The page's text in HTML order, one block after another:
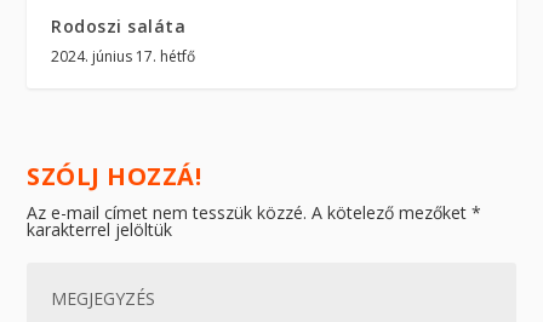
Rodoszi saláta
2024. június 17. hétfő
SZÓLJ HOZZÁ!
Az e-mail címet nem tesszük közzé. A kötelező mezőket*
karakterrel jelöltük